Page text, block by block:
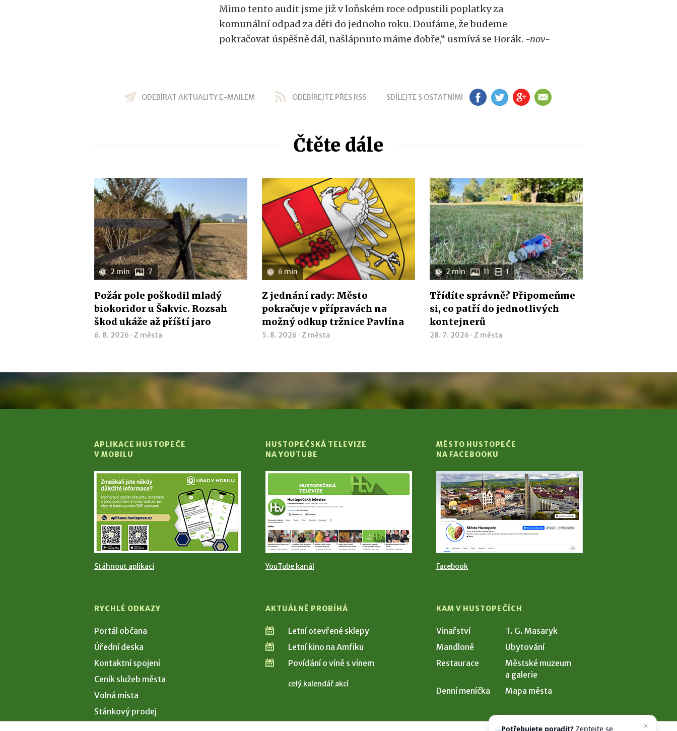
Mimo tento audit jsme již v loňském roce odpustili poplatky za
komunální odpad za děti do jednoho roku. Doufáme, že budeme
pokračovat úspěšně dál, našlápnuto máme dobře,“ usmívá se Horák. -nov-
ODEBÍRAT AKTUALITY E-MAILEM ODEBÍREJTE PŘES RSS SDÍLEJTE S OSTATNÍMI FB TW GP EM
Čtěte dále
2 min 7
Požár pole poškodil mladý
biokoridor u Šakvic. Rozsah
škod ukáže až příští jaro
6. 8. 2026 · Z města
6 min
Z jednání rady: Město
pokračuje v přípravách na
možný odkup tržnice Pavlína
5. 8. 2026 ·Z města
2 min 11 1
Třídíte správně? Připomeňme
si, co patří do jednotlivých
kontejnerů
28. 7. 2026 ·Z města
APLIKACE HUSTOPEČE
V MOBILU
Stáhnout aplikaci
HUSTOPEČSKÁ TELEVIZE
NA YOUTUBE
YouTube kanál
MĚSTO HUSTOPEČE
NA FACEBOOKU
Facebook
RYCHLÉ ODKAZY
Portál občana
Úřední deska
Kontaktní spojení
Ceník služeb města
Volná místa
Stánkový prodej
AKTUÁLNĚ PROBÍHÁ
Letní otevřené sklepy
Letní kino na Amfiku
Povídání o víně s vínem
celý kalendář akcí
KAM V HUSTOPEČÍCH
Vinařství
T. G. Masaryk
Mandloně
Ubytování
Restaurace
Městské muzeum
a galerie
Denní meníčka
Mapa města
Potřebujete poradit? Zeptejte se